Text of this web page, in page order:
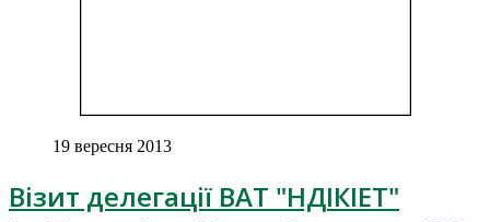
19 вересня 2013
Візит делегації ВАТ "НДІКІЕТ"